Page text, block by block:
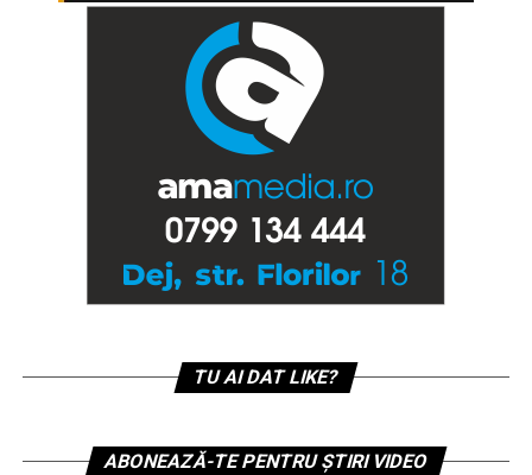
TU AI DAT LIKE?
ABONEAZĂ-TE PENTRU ȘTIRI VIDEO